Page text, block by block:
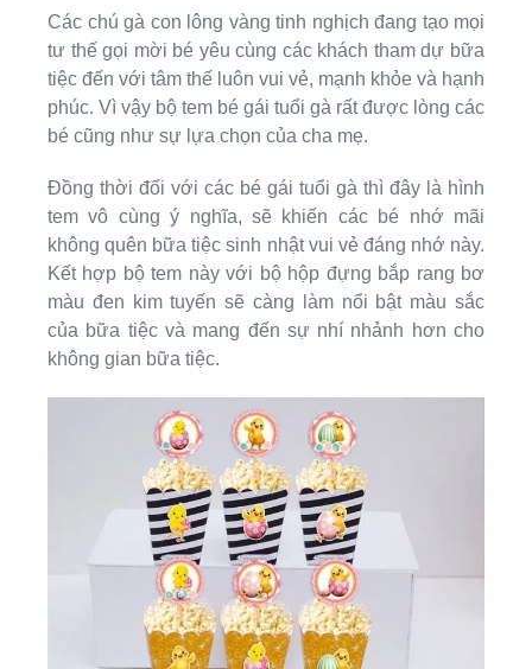
Các chú gà con lông vàng tinh nghịch đang tạo mọi
tư thế gọi mời bé yêu cùng các khách tham dự bữa
tiệc đến với tâm thế luôn vui vẻ, mạnh khỏe và hạnh
phúc. Vì vậy bộ tem bé gái tuổi gà rất được lòng các
bé cũng như sự lựa chọn của cha mẹ.
Đồng thời đối với các bé gái tuổi gà thì đây là hình
tem vô cùng ý nghĩa, sẽ khiến các bé nhớ mãi
không quên bữa tiệc sinh nhật vui vẻ đáng nhớ này.
Kết hợp bộ tem này với bộ hộp đựng bắp rang bơ
màu đen kim tuyến sẽ càng làm nổi bật màu sắc
của bữa tiệc và mang đến sự nhí nhảnh hơn cho
không gian bữa tiệc.